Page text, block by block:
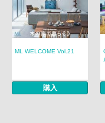
ML WELCOME Vol.21
購入